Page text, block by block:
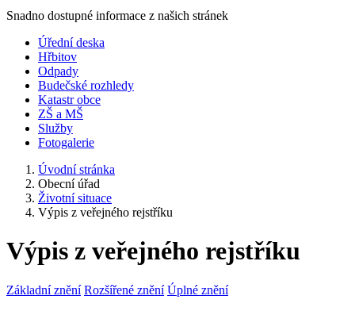
Snadno dostupné informace z našich stránek
Úřední deska
Hřbitov
Odpady
Budečské rozhledy
Katastr obce
ZŠ a MŠ
Služby
Fotogalerie
Úvodní stránka
Obecní úřad
Životní situace
Výpis z veřejného rejstříku
Výpis z veřejného rejstříku
Základní znění Rozšířené znění Úplné znění